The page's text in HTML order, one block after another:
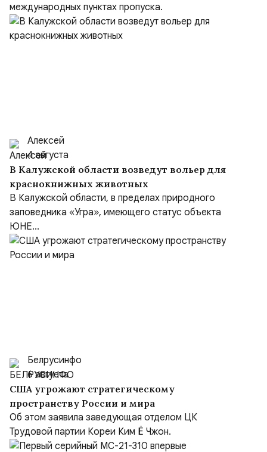
международных пунктах пропуска.
Алексей
4 августа
В Калужской области возведут вольер для
краснокнижных животных
В Калужской области, в пределах природного
заповедника «Угра», имеющего статус объекта
ЮНЕ...
Белрусинфо
6 августа
США угрожают стратегическому
пространству России и мира
Об этом заявила заведующая отделом ЦК
Трудовой партии Кореи Ким Ё Чжон.